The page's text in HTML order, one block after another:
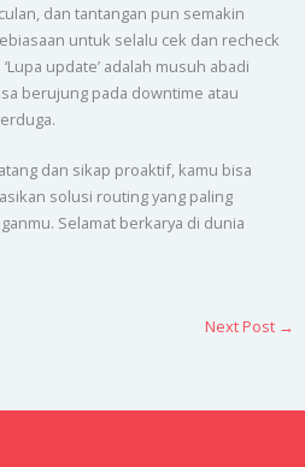
dan tantangan pun semakin
untuk selalu cek dan recheck
update’ adalah musuh abadi
berujung pada downtime atau
dan sikap proaktif, kamu bisa
solusi routing yang paling
Selamat berkarya di dunia
Next Post →